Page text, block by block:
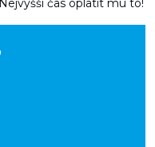
čas oplatit mu to!